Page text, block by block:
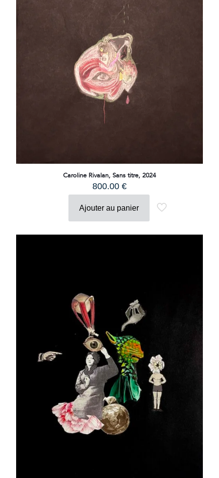
Caroline Rivalan, Sans titre, 2024
800.00 €
Ajouter au panier